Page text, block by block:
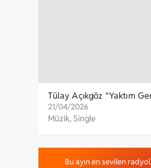
Tülay Açıkgöz “Yaktım
Yayınlandı
21/04/2026
Müzik, Single
Bu ayın en sevilen